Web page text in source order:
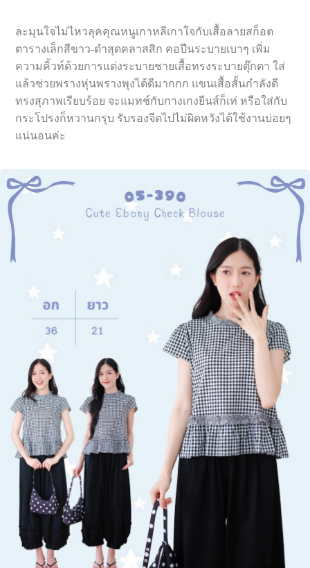
ละมุนใจไม่ไหวลุคคุณหนูเกาหลีเกาใจกับเสื้อลายสก็อต
ตารางเล็กสีขาว-ดำสุดคลาสสิก คอปีนระบายเบาๆ เพิ่ม
ความคิ้วท์ด้วยการแต่งระบายชายเสื้อทรงระบายตุ๊กตา ใส่
แล้วช่วยพรางหุ่นพรางพุงได้ดีมากกก แขนเสื้อสั้นกำลังดี
ทรงสุภาพเรียบร้อย จะแมทช์กับกางเกงยีนส์ก็เท่ หรือใส่กับ
กระโปรงก็หวานกรุบ รับรองจีดไปไม่ผิดหวังได้ใช้งานบ่อยๆ
แน่นอนค่ะ